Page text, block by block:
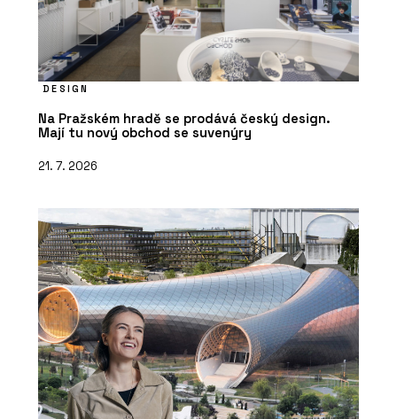
DESIGN
Na Pražském hradě se prodává český design.
Mají tu nový obchod se suvenýry
21. 7. 2026